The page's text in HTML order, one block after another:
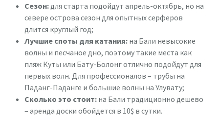
Сезон: для старта подойдут апрель-октябрь, но на
севере острова сезон для опытных серферов
длится круглый год;
Лучшие споты для катания: на Бали невысокие
волны и песчаное дно, поэтому такие места как
пляж Куты или Бату-Болонг отлично подойдут для
первых волн. Для профессионалов – трубы на
Паданг-Паданге и большие волны на Улувату;
Сколько это стоит: на Бали традиционно дешево
– аренда доски обойдется в 10$ в сутки.